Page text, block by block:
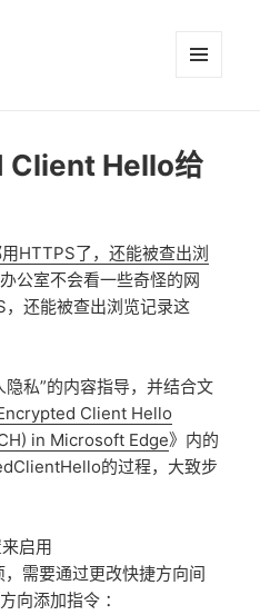
Client Hello给
HTTPS了，还能被查出浏
公室不会看一些奇怪的网
还能被查出浏览记录这
私”的内容指导，并结合文
Client Hello
in Microsoft Edge》内的
的过程，大致步
启用
需要通过更改快捷方向间
向添加指令 ：